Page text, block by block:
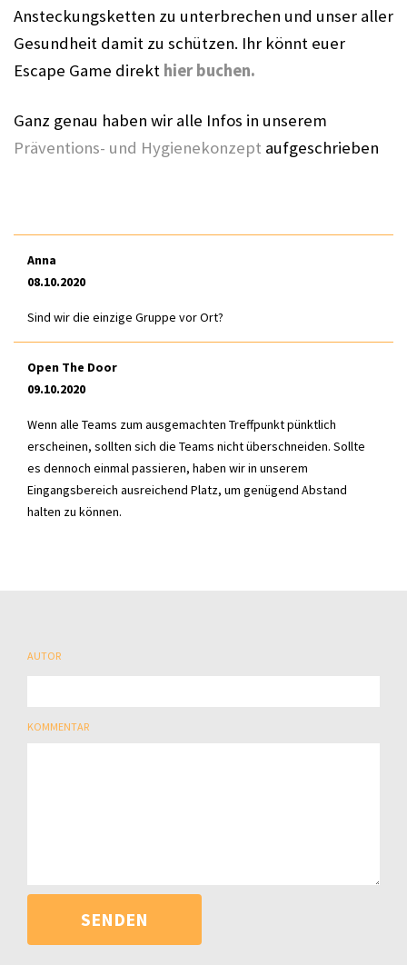
Ansteckungsketten zu unterbrechen und unser aller
Gesundheit damit zu schützen. Ihr könnt euer
Escape Game direkt hier buchen.
Präventions- und Hygienekonzept aufgeschrieben
Anna
08.10.2020
Sind wir die einzige Gruppe vor Ort?
Open The Door
09.10.2020
Wenn alle Teams zum ausgemachten Treffpunkt pünktlich
erscheinen, sollten sich die Teams nicht überschneiden. Sollte
es dennoch einmal passieren, haben wir in unserem
Eingangsbereich ausreichend Platz, um genügend Abstand
halten zu können.
AUTOR
KOMMENTAR